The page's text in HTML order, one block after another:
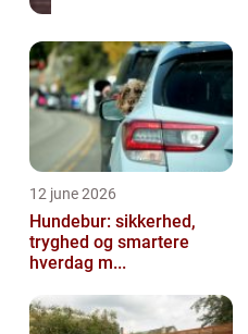
12 june 2026
Hundebur: sikkerhed,
tryghed og smartere
hverdag m...